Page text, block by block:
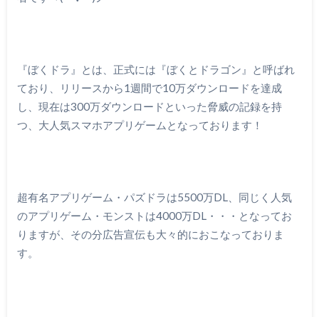
『ぼくドラ』とは、正式には『ぼくとドラゴン』と呼ばれ
ており、リリースから1週間で10万ダウンロードを達成
し、現在は300万ダウンロードといった脅威の記録を持
つ、大人気スマホアプリゲームとなっております！
超有名アプリゲーム・パズドラは5500万DL、同じく人気
のアプリゲーム・モンストは4000万DL・・・となってお
りますが、その分広告宣伝も大々的におこなっておりま
す。